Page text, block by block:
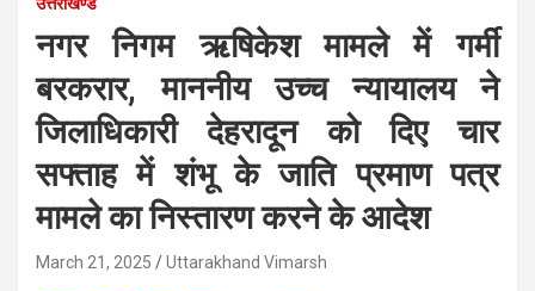
नगर निगम ऋषिकेश मामले में गर्मी
बरकरार, माननीय उच्च न्यायालय ने
जिलाधिकारी देहरादून को दिए चार
सफ्ताह में शंभू के जाति प्रमाण पत्र
मामले का निस्तारण करने के आदेश
March 21, 2025 Uttarakhand Vimarsh